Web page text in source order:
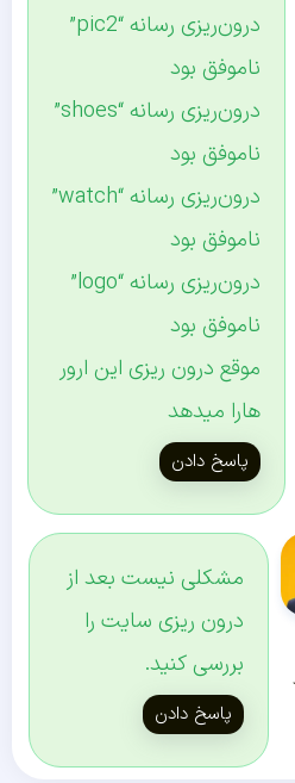
درون‌ریزی رسانه “pic2”
ناموفق بود
درون‌ریزی رسانه “shoes”
ناموفق بود
درون‌ریزی رسانه “watch”
ناموفق بود
درون‌ریزی رسانه “logo”
ناموفق بود
موقع درون ریزی این ارور
هارا میدهد
پاسخ دادن
مشکلی نیست بعد از
درون ریزی سایت را
بررسی کنید.
پاسخ دادن